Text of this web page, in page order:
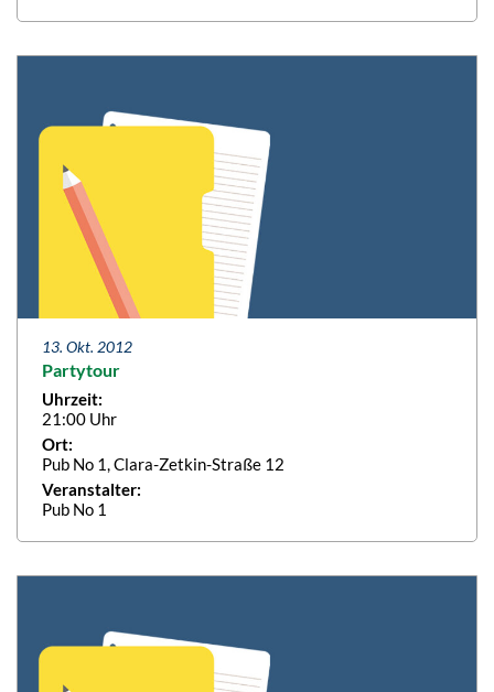
13. Okt. 2012
Partytour
Uhrzeit:
21:00 Uhr
Ort:
Pub No 1, Clara-Zetkin-Straße 12
Veranstalter:
Pub No 1